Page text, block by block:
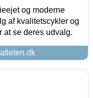
og moderne
af kvalitetscykler og
at se deres udvalg.